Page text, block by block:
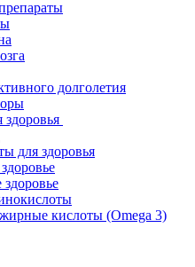
долголетия
для здоровья
кислоты (Omega 3)